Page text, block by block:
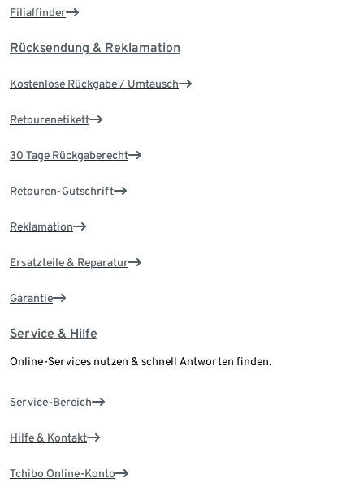
Filialfinder
Rücksendung & Reklamation
Kostenlose Rückgabe / Umtausch
Retourenetikett
30 Tage Rückgaberecht
Retouren-Gutschrift
Reklamation
Ersatzteile & Reparatur
Garantie
Service & Hilfe
Online-Services nutzen & schnell Antworten finden.
Service-Bereich
Hilfe & Kontakt
Tchibo Online-Konto